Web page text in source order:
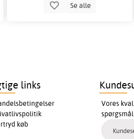
Se alle
links
køb
Vores